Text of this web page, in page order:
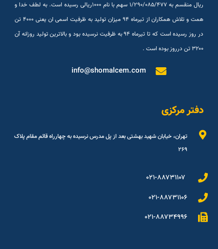
ریال منقسم به ۱/۲۹۰/۰۸۵/۴۷۷ سهم با نام ۱۰۰۰ریالی رسیده است. به لطف خدا و
همت و تلاش همکاران از تیرماه ۹۴ میزان تولید به ظرفیت اسمی ان یعنی ۴۰۰۰ تن
در روز رسیده است که تا تیرماه ۹۴ به ظرفیت نرسیده بود و بالاترین تولید روزانه آن
۳۲۰۰ تن درروز بوده است .
info@shomalcem.com
دفتر مرکزی
تهران، خیابان شهید بهشتی بعد از پل مدرس نرسیده به چهارراه قائم مقام پلاک
۲۶۹
۰۲۱-۸۸۷۳۱۱۰۶
۰۲۱-۸۸۷۳۴۹۹۶